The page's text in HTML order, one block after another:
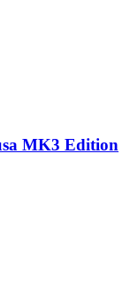
MK3 Edition